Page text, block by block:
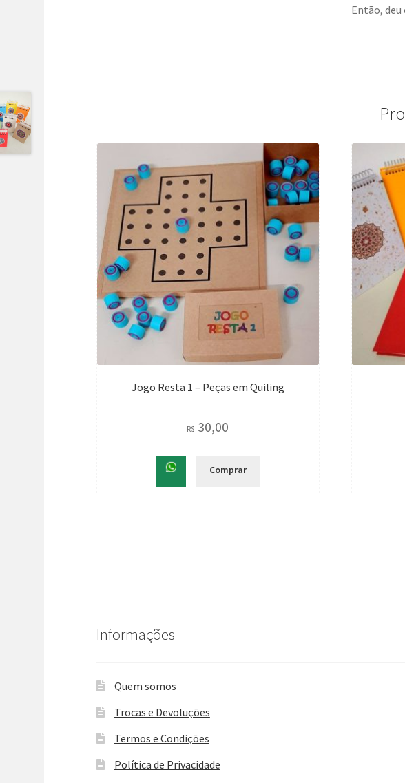
Então, deu
Jogo Resta 1 – Peças em Quiling
R$ 30,00
Comprar
Informações
Quem somos
Trocas e Devoluções
Termos e Condições
Política de Privacidade